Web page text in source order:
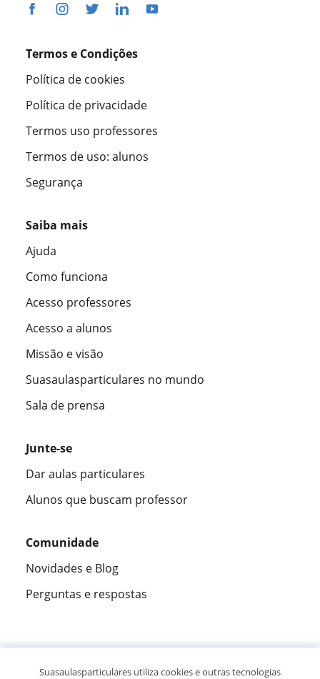
Termos e Condições
Política de cookies
Política de privacidade
Termos uso professores
Termos de uso: alunos
Segurança
Saiba mais
Ajuda
Como funciona
Acesso professores
Acesso a alunos
Missão e visão
Suasaulasparticulares no mundo
Sala de prensa
Junte-se
Dar aulas particulares
Alunos que buscam professor
Comunidade
Novidades e Blog
Perguntas e respostas
Suasaulasparticulares utiliza cookies e outras tecnologias